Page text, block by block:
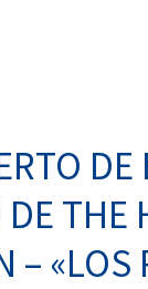
DE
DE THE
– «LOS